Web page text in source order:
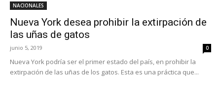
NACIONALES
Nueva York desea prohibir la extirpación de
las uñas de gatos
junio 5, 2019 0
Nueva York podría ser el primer estado del país, en prohibir la
extirpación de las uñas de los gatos. Esta es una práctica que...